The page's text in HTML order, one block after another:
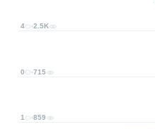
4 2.5K
0 715
1 859